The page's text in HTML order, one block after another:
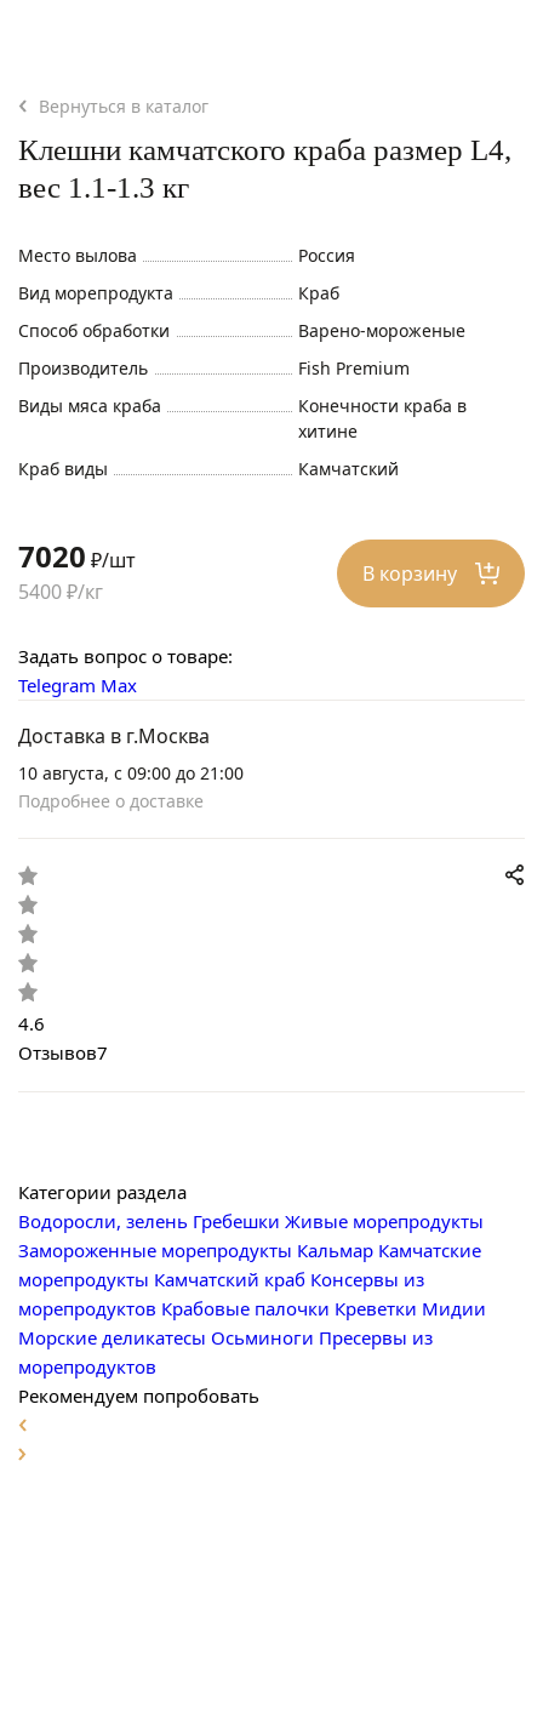
Вернуться в каталог
Клешни камчатского краба размер L4,
вес 1.1-1.3 кг
Место вылова
Россия
Вид морепродукта
Краб
Способ обработки
Варено-мороженые
Производитель
Fish Premium
Виды мяса краба
Конечности краба в
хитине
Краб виды
Камчатский
7020 ₽/шт
5400 ₽/кг
В корзину
Задать вопрос о товаре:
Telegram Max
Доставка в г.Москва
10 августа, с 09:00 до 21:00
Подробнее о доставке
4.6
Отзывов7
Категории раздела
Водоросли, зелень Гребешки Живые морепродукты
Замороженные морепродукты Кальмар Камчатские
морепродукты Камчатский краб Консервы из
морепродуктов Крабовые палочки Креветки Мидии
Морские деликатесы Осьминоги Пресервы из
морепродуктов
Рекомендуем попробовать